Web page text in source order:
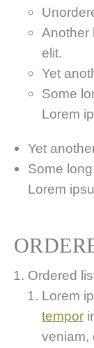
Another
elit.
Yet
Some
Lorem
Yet
Some
Lorem
Ordered
Lorem
tempor
veniam,